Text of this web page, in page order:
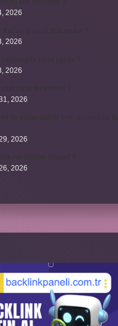
2026
2026
2026
2026
2026
2026